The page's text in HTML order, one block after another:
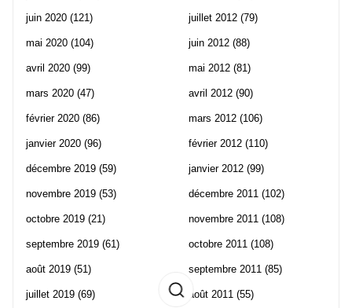
juin 2020 (121)
mai 2020 (104)
avril 2020 (99)
mars 2020 (47)
février 2020 (86)
janvier 2020 (96)
décembre 2019 (59)
novembre 2019 (53)
octobre 2019 (21)
septembre 2019 (61)
août 2019 (51)
juillet 2019 (69)
juillet 2012 (79)
juin 2012 (88)
mai 2012 (81)
avril 2012 (90)
mars 2012 (106)
février 2012 (110)
janvier 2012 (99)
décembre 2011 (102)
novembre 2011 (108)
octobre 2011 (108)
septembre 2011 (85)
août 2011 (55)